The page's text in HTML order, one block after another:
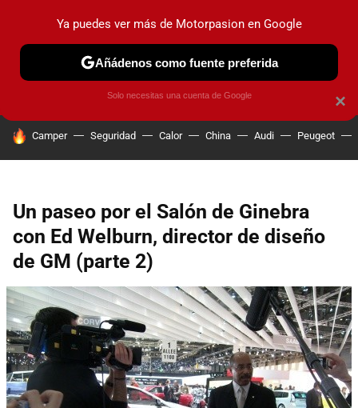
PRUEBAS COCHES ELÉCTRICOS OBSERVATORIO
HOY SE HABLA DE
Camper Seguridad Calor China Audi Peugeot
Un paseo por el Salón de Ginebra
con Ed Welburn, director de diseño
de GM (parte 2)
×
Ya puedes ver más de Motorpasion en Google
Añádenos como fuente preferida
Solo necesitas una cuenta de Google